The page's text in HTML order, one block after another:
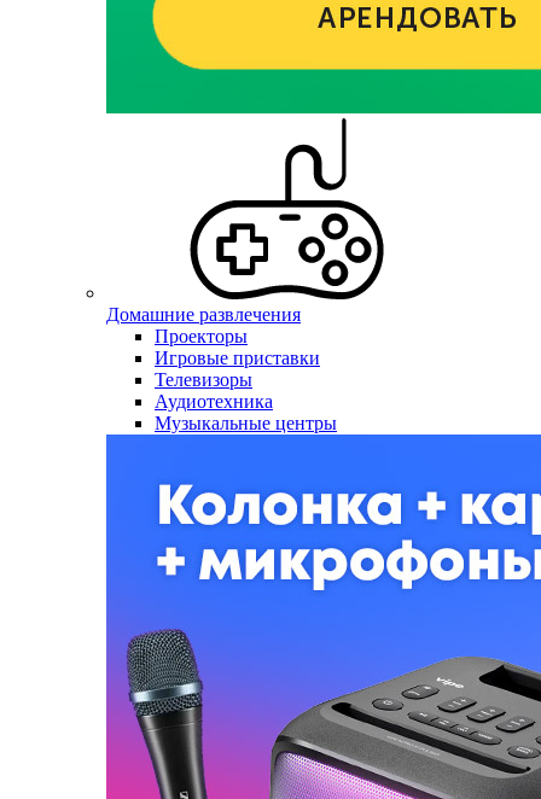
Домашние развлечения
Проекторы
Игровые приставки
Телевизоры
Аудиотехника
Музыкальные центры